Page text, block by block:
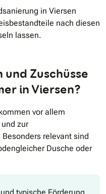
in Viersen
nach diesen
lassen.
Zuschüsse
in Viersen?
vor allem
zur
relevant sind
Dusche oder